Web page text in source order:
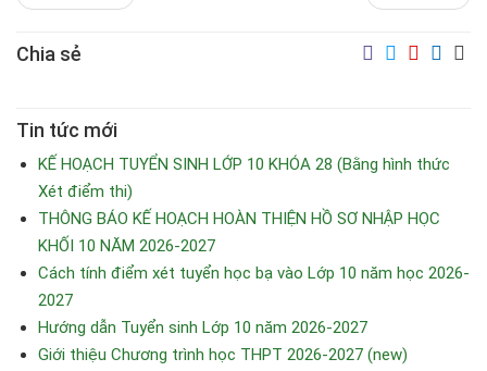
Chia sẻ
Tin tức mới
KẾ HOẠCH TUYỂN SINH LỚP 10 KHÓA 28 (Bằng hình thức
Xét điểm thi)
THÔNG BÁO KẾ HOẠCH HOÀN THIỆN HỒ SƠ NHẬP HỌC
KHỐI 10 NĂM 2026-2027
Cách tính điểm xét tuyển học bạ vào Lớp 10 năm học 2026-
2027
Hướng dẫn Tuyển sinh Lớp 10 năm 2026-2027
Giới thiệu Chương trình học THPT 2026-2027 (new)